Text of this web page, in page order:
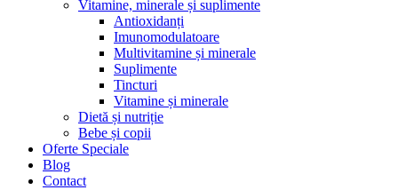
Vitamine, minerale și suplimente
Antioxidanți
Imunomodulatoare
Multivitamine și minerale
Suplimente
Tincturi
Vitamine și minerale
Dietă și nutriție
Bebe și copii
Oferte Speciale
Blog
Contact